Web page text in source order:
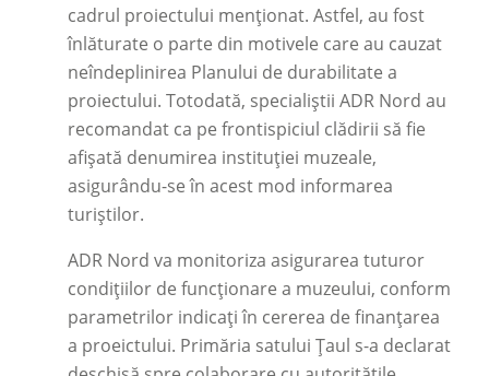
cadrul proiectului menționat. Astfel, au fost
înlăturate o parte din motivele care au cauzat
neîndeplinirea Planului de durabilitate a
proiectului. Totodată, specialiștii ADR Nord au
recomandat ca pe frontispiciul clădirii să fie
afișată denumirea instituției muzeale,
asigurându-se în acest mod informarea
turiștilor.
ADR Nord va monitoriza asigurarea tuturor
condițiilor de funcționare a muzeului, conform
parametrilor indicați în cererea de finanțarea
a proeictului. Primăria satului Țaul s-a declarat